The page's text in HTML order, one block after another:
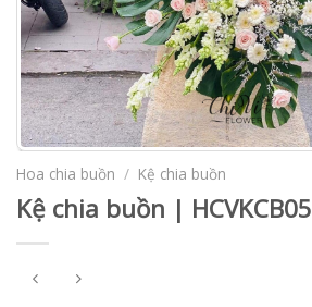
Hoa chia buồn / Kệ chia buồn
Kệ chia buồn | HCVKCB05